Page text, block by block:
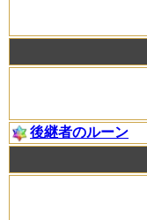
後継者のルーン